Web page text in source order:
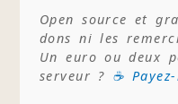
Open source et
dons ni les
Un euro ou deux
serveur ? ☕